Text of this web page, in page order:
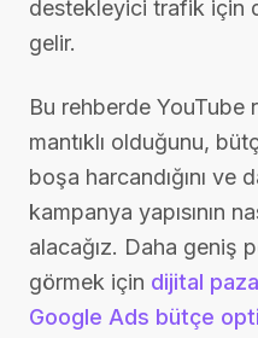
destekleyici trafik için
gelir.
Bu rehberde YouTube
mantıklı olduğunu,
boşa harcandığını ve
kampanya yapısının
alacağız. Daha geniş
görmek için dijital
Google Ads bütçe